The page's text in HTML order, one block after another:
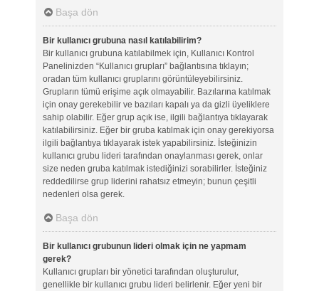
Başa dön
Bir kullanıcı grubuna nasıl katılabilirim?
Bir kullanıcı grubuna katılabilmek için, Kullanıcı Kontrol
Panelinizden “Kullanıcı grupları” bağlantısına tıklayın;
oradan tüm kullanıcı gruplarını görüntüleyebilirsiniz.
Grupların tümü erişime açık olmayabilir. Bazılarına katılmak
için onay gerekebilir ve bazıları kapalı ya da gizli üyeliklere
sahip olabilir. Eğer grup açık ise, ilgili bağlantıya tıklayarak
katılabilirsiniz. Eğer bir gruba katılmak için onay gerekiyorsa
ilgili bağlantıya tıklayarak istek yapabilirsiniz. İsteğinizin
kullanıcı grubu lideri tarafından onaylanması gerek, onlar
size neden gruba katılmak istediğinizi sorabilirler. İsteğiniz
reddedilirse grup liderini rahatsız etmeyin; bunun çeşitli
nedenleri olsa gerek.
Başa dön
Bir kullanıcı grubunun lideri olmak için ne yapmam
gerek?
Kullanıcı grupları bir yönetici tarafından oluşturulur,
genellikle bir kullanıcı grubu lideri belirlenir. Eğer yeni bir